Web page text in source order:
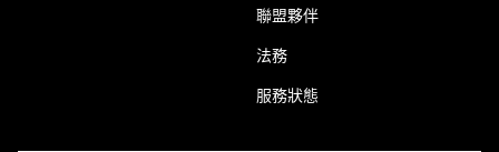
聯盟夥伴
法務
服務狀態